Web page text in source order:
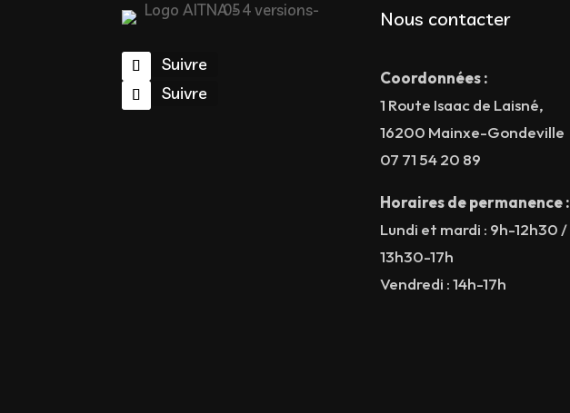
Suivre
Suivre
Nous contacter
Coordonnées :
1 Route Isaac de Laisné,
16200 Mainxe-Gondeville
07 71 54 20 89
Horaires de permanence :
Lundi et mardi : 9h-12h30 /
13h30-17h
Vendredi : 14h-17h